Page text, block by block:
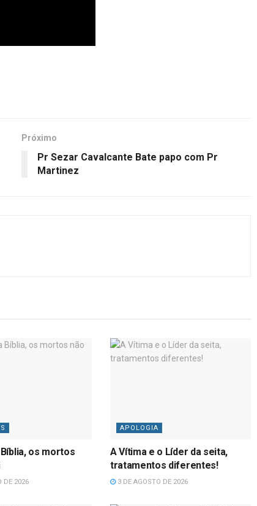
Próximo
Pr Sezar Cavalcante Bate papo com Pr
Martinez
os mortos
DE 2026
APOLOGIA
A Vítima e o Líder da seita,
tratamentos diferentes!
3 DE AGOSTO DE 2026